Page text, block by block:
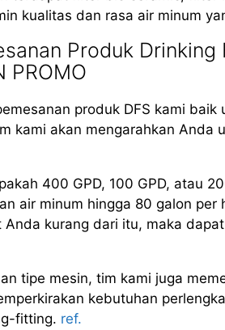
kualitas dan rasa air minum
Produk Drinking
PROMO
produk DFS kami
kami akan mengarahkan Anda
400 GPD, 100 GPD, atau
air minum hingga 80 galon
kurang dari itu, maka
tipe mesin, tim kami juga
kebutuhan
fitting. ref.